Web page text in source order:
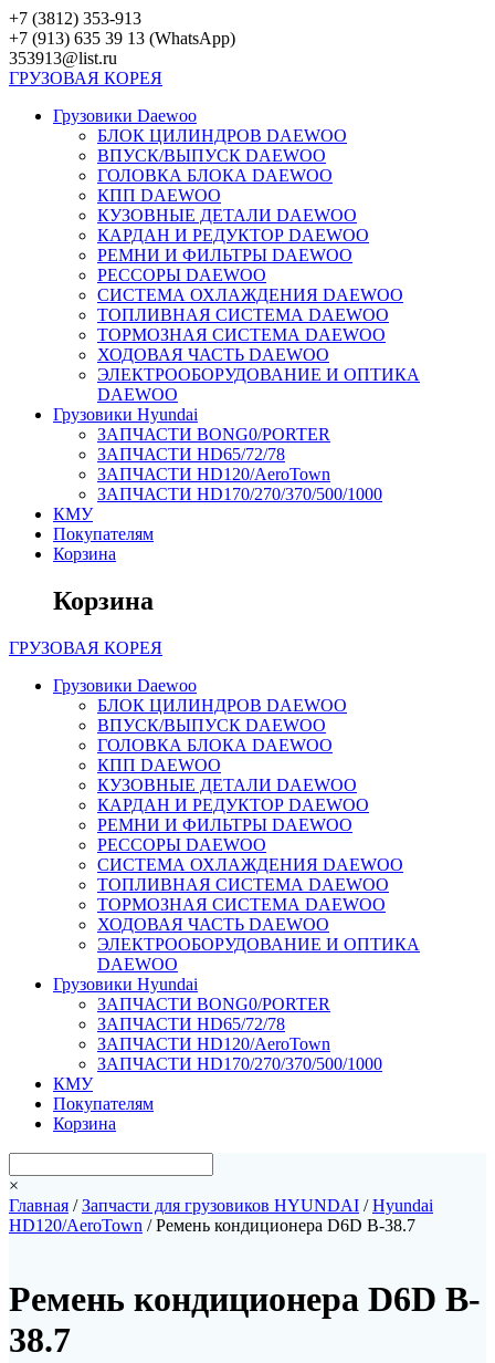
Перейти
к
контенту
+7 (3812) 353-913
+7 (913) 635 39 13 (WhatsApp)
353913@list.ru
ГРУЗОВАЯ КОРЕЯ
Грузовики Daewoo
БЛОК ЦИЛИНДРОВ DAEWOO
ВПУСК/ВЫПУСК DAEWOO
ГОЛОВКА БЛОКА DAEWOO
КПП DAEWOO
КУЗОВНЫЕ ДЕТАЛИ DAEWOO
КАРДАН И РЕДУКТОР DAEWOO
РЕМНИ И ФИЛЬТРЫ DAEWOO
РЕССОРЫ DAEWOO
СИСТЕМА ОХЛАЖДЕНИЯ DAEWOO
ТОПЛИВНАЯ СИСТЕМА DAEWOO
ТОРМОЗНАЯ СИСТЕМА DAEWOO
ХОДОВАЯ ЧАСТЬ DAEWOO
ЭЛЕКТРООБОРУДОВАНИЕ И ОПТИКА
DAEWOO
Грузовики Hyundai
ЗАПЧАСТИ BONG0/PORTER
ЗАПЧАСТИ HD65/72/78
ЗАПЧАСТИ HD120/AeroTown
ЗАПЧАСТИ HD170/270/370/500/1000
КМУ
Покупателям
Корзина
Корзина
ГРУЗОВАЯ КОРЕЯ
Грузовики Daewoo
БЛОК ЦИЛИНДРОВ DAEWOO
ВПУСК/ВЫПУСК DAEWOO
ГОЛОВКА БЛОКА DAEWOO
КПП DAEWOO
КУЗОВНЫЕ ДЕТАЛИ DAEWOO
КАРДАН И РЕДУКТОР DAEWOO
РЕМНИ И ФИЛЬТРЫ DAEWOO
РЕССОРЫ DAEWOO
СИСТЕМА ОХЛАЖДЕНИЯ DAEWOO
ТОПЛИВНАЯ СИСТЕМА DAEWOO
ТОРМОЗНАЯ СИСТЕМА DAEWOO
ХОДОВАЯ ЧАСТЬ DAEWOO
ЭЛЕКТРООБОРУДОВАНИЕ И ОПТИКА
DAEWOO
Грузовики Hyundai
ЗАПЧАСТИ BONG0/PORTER
ЗАПЧАСТИ HD65/72/78
ЗАПЧАСТИ HD120/AeroTown
ЗАПЧАСТИ HD170/270/370/500/1000
КМУ
Покупателям
Корзина
×
Главная /Запчасти для грузовиков HYUNDAI /Hyundai
HD120/AeroTown / Ремень кондиционера D6D B-38.7
Ремень кондиционера D6D B-
38.7